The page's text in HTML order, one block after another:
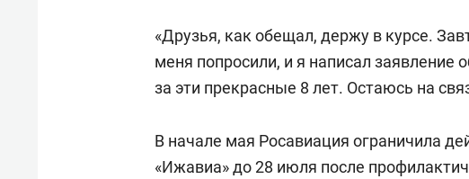
«Друзья, как обещал, держу в курсе.
меня попросили, и я написал заявление
за эти прекрасные 8 лет. Остаюсь на
В начале мая Росавиация ограничила
«Ижавиа» до 28 июля после